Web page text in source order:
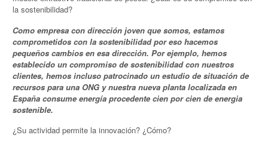
la sostenibilidad?
Como empresa con dirección joven que somos, estamos
comprometidos con la sostenibilidad por eso hacemos
pequeños cambios en esa dirección. Por ejemplo, hemos
establecido un compromiso de sostenibilidad con nuestros
clientes, hemos incluso patrocinado un estudio de situación de
recursos para una ONG y nuestra nueva planta localizada en
España consume energía procedente cien por cien de energia
sostenible.
¿Su actividad permite la innovación? ¿Cómo?